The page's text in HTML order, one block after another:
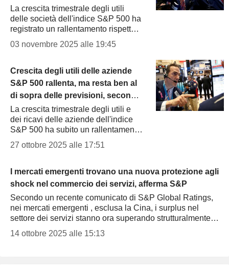
Oppenheimer
La crescita trimestrale degli utili
delle società dell'indice S&P 500 ha
registrato un rallentamento rispetto
ai dati finanziari pubblicati fino a una
settimana fa, mentre il ritmo delle
03 novembre 2025 alle 19:45
Crescita degli utili delle aziende
S&P 500 rallenta, ma resta ben al
di sopra delle previsioni, secondo
Oppenheimer
La crescita trimestrale degli utili e
dei ricavi delle aziende dell'indice
S&P 500 ha subito un rallentamento
rispetto ai dati della settimana
precedente, ma la redditività
27 ottobre 2025 alle 17:51
I mercati emergenti trovano una nuova protezione agli
shock nel commercio dei servizi, afferma S&P
Secondo un recente comunicato di S&P Global Ratings,
nei mercati emergenti , esclusa la Cina, i surplus nel
settore dei servizi stanno ora superando strutturalmente i
saldi commerciali dei beni,...
14 ottobre 2025 alle 15:13